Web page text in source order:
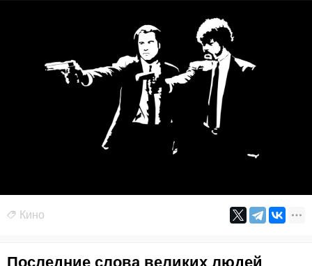
Кино
Последние слова великих людей